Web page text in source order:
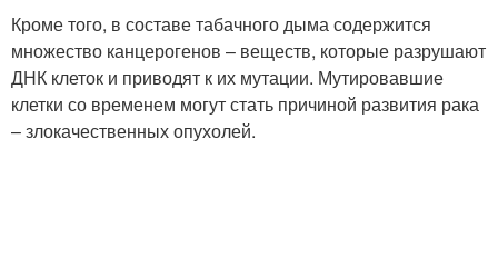
Кроме того, в составе табачного дыма содержится
множество канцерогенов – веществ, которые разрушают
ДНК клеток и приводят к их мутации. Мутировавшие
клетки со временем могут стать причиной развития рака
– злокачественных опухолей.